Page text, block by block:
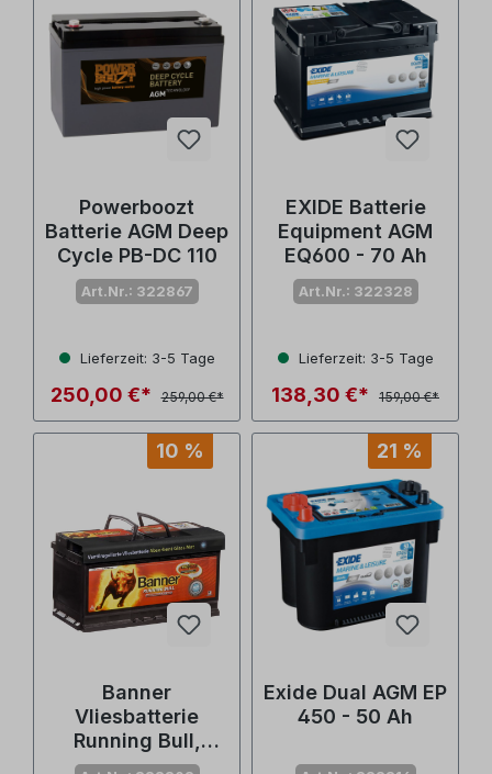
Powerboozt
Batterie AGM Deep
Cycle PB-DC 110
Art.Nr.: 322867
Lieferzeit: 3-5 Tage
250,00 €* 259,00 €*
EXIDE Batterie
Equipment AGM
EQ600 - 70 Ah
Art.Nr.: 322328
Lieferzeit: 3-5 Tage
138,30 €* 159,00 €*
10 %
Banner
Vliesbatterie
Running Bull,
80Ah
21 %
Exide Dual AGM EP
450 - 50 Ah